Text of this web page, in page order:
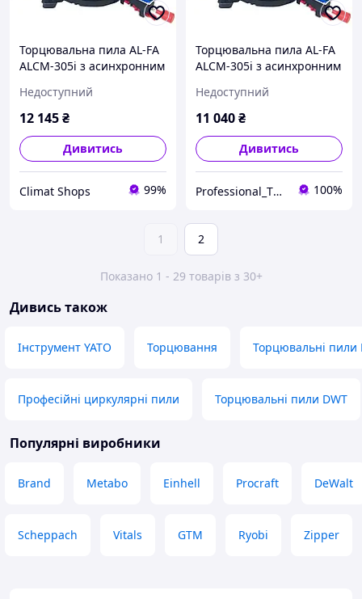
Торцювальна пила AL-FA
ALCM-305i з асинхронним
Недоступний
12 145₴
Дивитись
Climat Shops 99%
Торцювальна пила AL-FA
ALCM-305i з асинхронним
Недоступний
11 040₴
Дивитись
Professional_TOOLS 100%
1 2
Показано 1 - 29 товарів з 30+
Дивись також
Інструмент YATO Торцювання Торцювальні пили
Професійні циркулярні пили Торцювальні пили DWT
Популярні виробники
Brand Metabo Einhell Procraft DeWalt
Scheppach Vitals GTM Ryobi Zipper